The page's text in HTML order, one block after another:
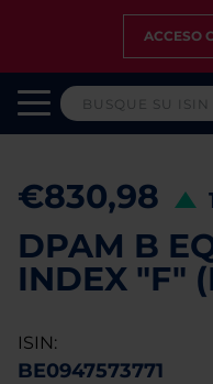
ACCESO
€830,98
DPAM B
INDEX "F"
ISIN:
BE0947573771